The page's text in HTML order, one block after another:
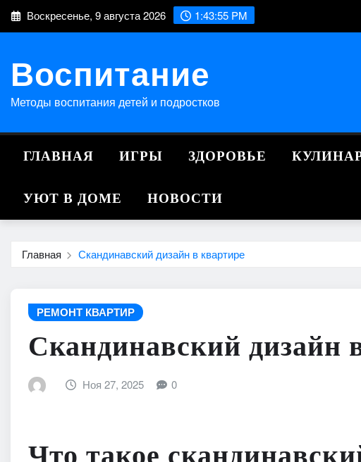
ПерейтиВоскресенье, 9 августа 2026 1:43:55 PM
Воспитание
Методы воспитания детей и подростков
ГЛАВНАЯ ИГРЫ ЗДОРОВЬЕ
УЮТ В ДОМЕ НОВОСТИ
Главная Скандинавский дизайн в квартире
РЕМОНТ КВАРТИР
Скандинавский дизайн
Ноя 27, 2025 0
Что такое